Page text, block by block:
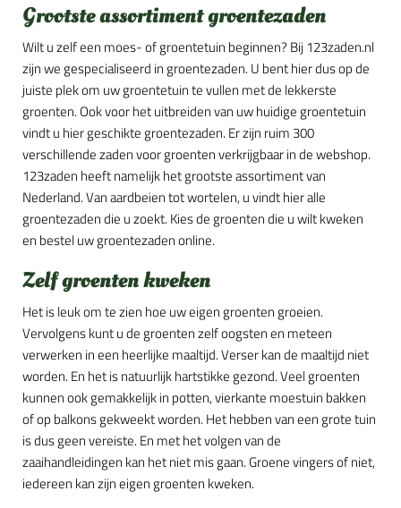
Grootste assortiment groentezaden
Wilt u zelf een moes- of groentetuin beginnen? Bij 123zaden.nl
zijn we gespecialiseerd in groentezaden. U bent hier dus op de
juiste plek om uw groentetuin te vullen met de lekkerste
groenten. Ook voor het uitbreiden van uw huidige groentetuin
vindt u hier geschikte groentezaden. Er zijn ruim 300
verschillende zaden voor groenten verkrijgbaar in de webshop.
123zaden heeft namelijk het grootste assortiment van
Nederland. Van aardbeien tot wortelen, u vindt hier alle
groentezaden die u zoekt. Kies de groenten die u wilt kweken
en bestel uw groentezaden online.
Zelf groenten kweken
Het is leuk om te zien hoe uw eigen groenten groeien.
Vervolgens kunt u de groenten zelf oogsten en meteen
verwerken in een heerlijke maaltijd. Verser kan de maaltijd niet
worden. En het is natuurlijk hartstikke gezond. Veel groenten
kunnen ook gemakkelijk in potten, vierkante moestuin bakken
of op balkons gekweekt worden. Het hebben van een grote tuin
is dus geen vereiste. En met het volgen van de
zaaihandleidingen kan het niet mis gaan. Groene vingers of niet,
iedereen kan zijn eigen groenten kweken.